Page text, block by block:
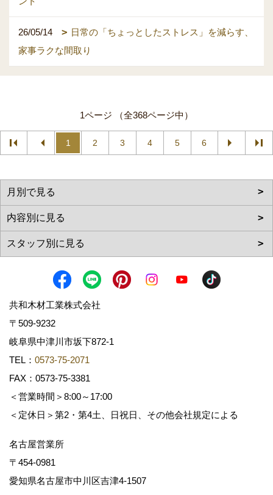
26/05/14
日常の「ちょっとしたストレス」を減らす、
家事ラクな間取り
1ページ （全368ページ中）
1 2 3 4 5 6
共和木材工業株式会社
〒509-9232
岐阜県中津川市坂下872‐1
TEL： 0573-75-2071
FAX：0573-75-3381
＜営業時間＞8:00～17:00
＜定休日＞第2・第4土、日祝日、その他会社規定による
名古屋営業所
〒454-0981
愛知県名古屋市中川区吉津4-1507